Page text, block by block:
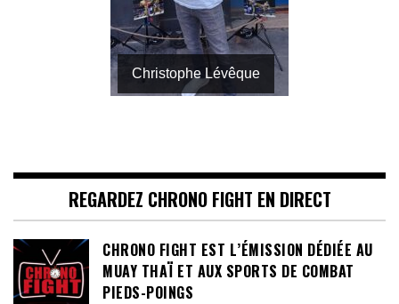
Christophe Lévêque
REGARDEZ CHRONO FIGHT EN DIRECT
CHRONO FIGHT EST L’ÉMISSION DÉDIÉE AU
MUAY THAÏ ET AUX SPORTS DE COMBAT
PIEDS-POINGS